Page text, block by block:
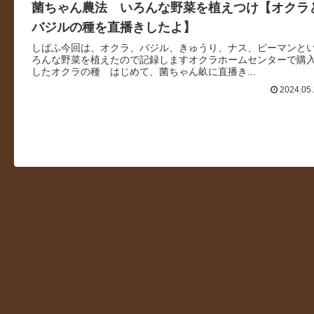
菌ちゃん農法 いろんな野菜を植えつけ【オクラ
バジルの種を直播きしたよ】
しばふ今回は、オクラ、バジル、きゅうり、ナス、ピーマンと
ろんな野菜を植えたので記録しますオクラホームセンターで購入
したオクラの種 はじめて、菌ちゃん畝に直播き...